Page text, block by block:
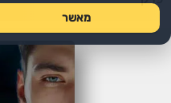
מאשר